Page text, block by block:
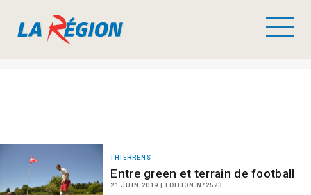
THIERRENS
Entre green et terrain de football
21 JUIN 2019 | EDITION N°2523